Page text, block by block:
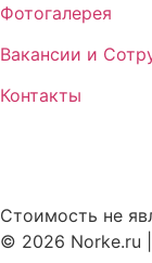
Фотогалерея
Вакансии и
Контакты
Стоимость не
© 2026 Norke.ru